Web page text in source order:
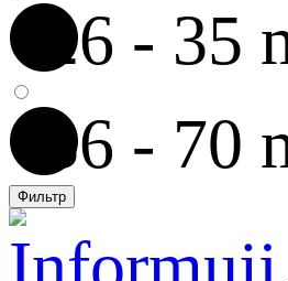
26 - 35
36 - 70
Фильтр